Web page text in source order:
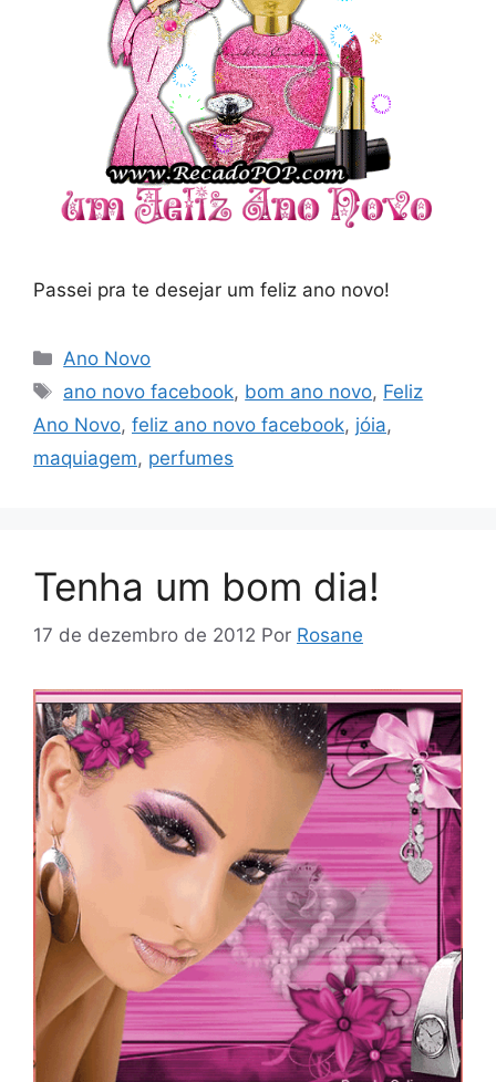
Passei pra te desejar um feliz ano novo!
Categorias
Ano Novo
Tags
ano novo facebook, bom ano novo, Feliz
Ano Novo, feliz ano novo facebook, jóia,
maquiagem, perfumes
Tenha um bom dia!
17 de dezembro de 2012 Por Rosane